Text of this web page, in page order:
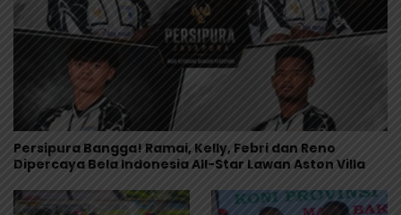
Persipura Bangga! Ramai, Kelly, Febri dan Reno
Dipercaya Bela Indonesia All-Star Lawan Aston Villa